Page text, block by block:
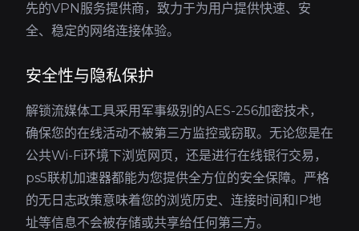
先的VPN服务提供商，致力于为用户提供快速、安
全、稳定的网络连接体验。
安全性与隐私保护
解锁流媒体工具采用军事级别的AES-256加密技术，
确保您的在线活动不被第三方监控或窃取。无论您是在
公共Wi-Fi环境下浏览网页，还是进行在线银行交易，
ps5联机加速器都能为您提供全方位的安全保障。严格
的无日志政策意味着您的浏览历史、连接时间和IP地
址等信息不会被存储或共享给任何第三方。